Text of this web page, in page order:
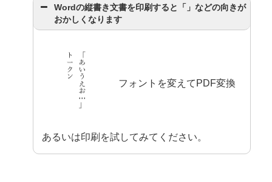
Wordの縦書き文書を印刷すると「」などの向きが
おかしくなります
フォントを変えてPDF変換
あるいは印刷を試してみてください。